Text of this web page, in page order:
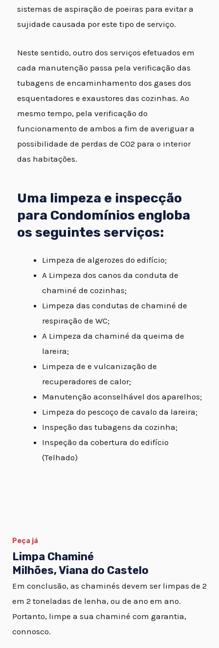
sistemas de aspiração de poeiras para evitar a
sujidade causada por este tipo de serviço.
Neste sentido, outro dos serviços efetuados em
cada manutenção passa pela verificação das
tubagens de encaminhamento dos gases dos
esquentadores e exaustores das cozinhas. Ao
mesmo tempo, pela verificação do
funcionamento de ambos a fim de averiguar a
possibilidade de perdas de CO2 para o interior
das habitações.
Uma limpeza e inspecção
para Condomínios engloba
os seguintes serviços:
Limpeza de algerozes do edifício;
A Limpeza dos canos da conduta de
chaminé de cozinhas;
Limpeza das condutas de chaminé de
respiração de WC;
A Limpeza da chaminé da queima de
lareira;
Limpeza de e vulcanização de
recuperadores de calor;
Manutenção aconselhável dos aparelhos;
Limpeza do pescoço de cavalo da lareira;
Inspeção das tubagens da cozinha;
Inspeção da cobertura do edifício
(Telhado)
Peça já
Limpa Chaminé
Milhões, Viana do Castelo
Em conclusão, as chaminés devem ser limpas de 2
em 2 toneladas de lenha, ou de ano em ano.
Portanto, limpe a sua chaminé com garantia,
connosco.